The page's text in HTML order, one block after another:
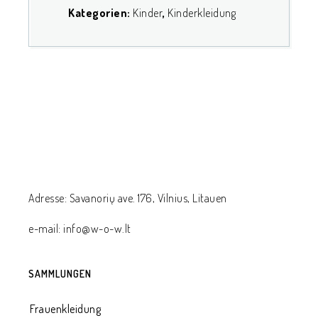
Kategorien: Kinder, Kinderkleidung
Adresse: Savanorių ave. 176, Vilnius, Litauen
e-mail: info@w-o-w.lt
SAMMLUNGEN
Frauenkleidung